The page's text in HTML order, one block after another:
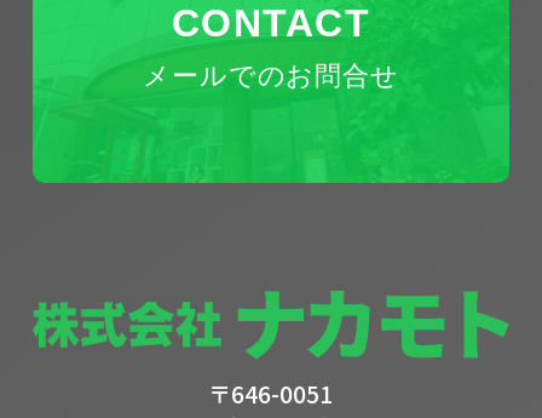
CONTACT
メールでのお問合せ
〒646-0051